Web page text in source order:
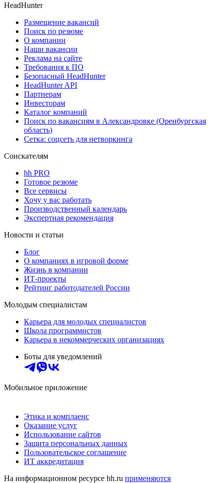
HeadHunter
Размещение вакансий
Поиск по резюме
О компании
Наши вакансии
Реклама на сайте
Требования к ПО
Безопасный HeadHunter
HeadHunter API
Партнерам
Инвесторам
Каталог компаний
Поиск по вакансиям в Александровке (Оренбургская
область)
Сетка: соцсеть для нетворкинга
Соискателям
hh PRO
Готовое резюме
Все сервисы
Хочу у вас работать
Производственный календарь
Экспертная рекомендация
Новости и статьи
Блог
О компаниях в игровой форме
Жизнь в компании
ИТ-проекты
Рейтинг работодателей России
Молодым специалистам
Карьера для молодых специалистов
Школа программистов
Карьера в некоммерческих организациях
Боты для уведомлений
Мобильное приложение
Этика и комплаенс
Оказание услуг
Использование сайтов
Защита персональных данных
Пользовательское соглашение
ИТ аккредитация
На информационном ресурсе hh.ru применяются